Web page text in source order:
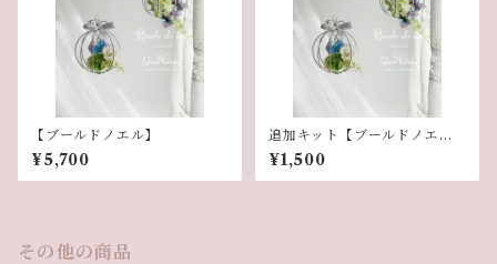
【ブールドノエル】
¥5,700
追加キット【ブールドノエ
ル】
¥1,500
その他の商品